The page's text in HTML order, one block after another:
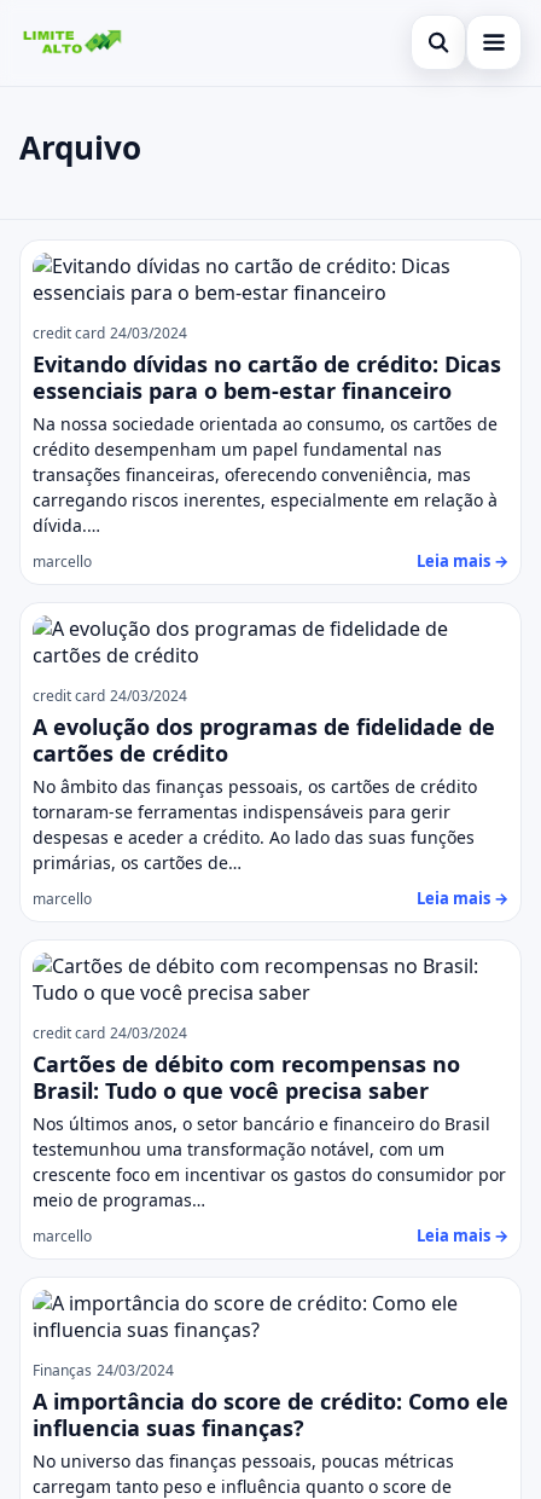
Abrir busca
Cartão de crédito
Empréstimo
Legal
Buscar no site
Pressione Enter para buscar ou ESC para fechar.
Arquivo
Posts
credit card 24/03/2024
Evitando dívidas no cartão de crédito: Dicas
essenciais para o bem-estar financeiro
Na nossa sociedade orientada ao consumo, os cartões de
crédito desempenham um papel fundamental nas
transações financeiras, oferecendo conveniência, mas
carregando riscos inerentes, especialmente em relação à
dívida.…
marcello Leia mais →
credit card 24/03/2024
A evolução dos programas de fidelidade de
cartões de crédito
No âmbito das finanças pessoais, os cartões de crédito
tornaram-se ferramentas indispensáveis para gerir
despesas e aceder a crédito. Ao lado das suas funções
primárias, os cartões de…
marcello Leia mais →
credit card 24/03/2024
Cartões de débito com recompensas no
Brasil: Tudo o que você precisa saber
Nos últimos anos, o setor bancário e financeiro do Brasil
testemunhou uma transformação notável, com um
crescente foco em incentivar os gastos do consumidor por
meio de programas…
marcello Leia mais →
Finanças 24/03/2024
A importância do score de crédito: Como ele
influencia suas finanças?
No universo das finanças pessoais, poucas métricas
carregam tanto peso e influência quanto o score de